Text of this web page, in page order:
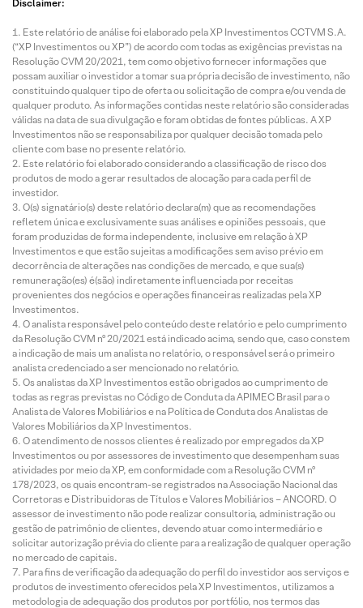
Disclaimer:
Este relatório de análise foi elaborado pela XP Investimentos CCTVM S.A.
(“XP Investimentos ou XP”) de acordo com todas as exigências previstas na
Resolução CVM 20/2021, tem como objetivo fornecer informações que
possam auxiliar o investidor a tomar sua própria decisão de investimento, não
constituindo qualquer tipo de oferta ou solicitação de compra e/ou venda de
qualquer produto. As informações contidas neste relatório são consideradas
válidas na data de sua divulgação e foram obtidas de fontes públicas. A XP
Investimentos não se responsabiliza por qualquer decisão tomada pelo
cliente com base no presente relatório.
Este relatório foi elaborado considerando a classificação de risco dos
produtos de modo a gerar resultados de alocação para cada perfil de
investidor.
O(s) signatário(s) deste relatório declara(m) que as recomendações
refletem única e exclusivamente suas análises e opiniões pessoais, que
foram produzidas de forma independente, inclusive em relação à XP
Investimentos e que estão sujeitas a modificações sem aviso prévio em
decorrência de alterações nas condições de mercado, e que sua(s)
remuneração(es) é(são) indiretamente influenciada por receitas
provenientes dos negócios e operações financeiras realizadas pela XP
Investimentos.
O analista responsável pelo conteúdo deste relatório e pelo cumprimento
da Resolução CVM nº 20/2021 está indicado acima, sendo que, caso constem
a indicação de mais um analista no relatório, o responsável será o primeiro
analista credenciado a ser mencionado no relatório.
Os analistas da XP Investimentos estão obrigados ao cumprimento de
todas as regras previstas no Código de Conduta da APIMEC Brasil para o
Analista de Valores Mobiliários e na Política de Conduta dos Analistas de
Valores Mobiliários da XP Investimentos.
O atendimento de nossos clientes é realizado por empregados da XP
Investimentos ou por assessores de investimento que desempenham suas
atividades por meio da XP, em conformidade com a Resolução CVM nº
178/2023, os quais encontram-se registrados na Associação Nacional das
Corretoras e Distribuidoras de Títulos e Valores Mobiliários – ANCORD. O
assessor de investimento não pode realizar consultoria, administração ou
gestão de patrimônio de clientes, devendo atuar como intermediário e
solicitar autorização prévia do cliente para a realização de qualquer operação
no mercado de capitais.
Para fins de verificação da adequação do perfil do investidor aos serviços e
produtos de investimento oferecidos pela XP Investimentos, utilizamos a
metodologia de adequação dos produtos por portfólio, nos termos das